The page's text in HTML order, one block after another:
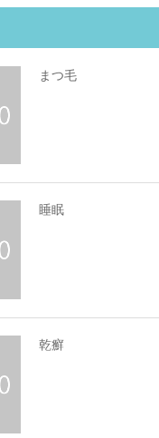
まつ毛
睡眠
乾癬